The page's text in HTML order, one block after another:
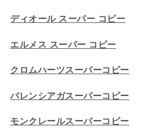
ディオール スーパー コピー
エルメス スーパー コピー
クロムハーツスーパーコピー
バレンシアガスーパーコピー
モンクレールスーパーコピー